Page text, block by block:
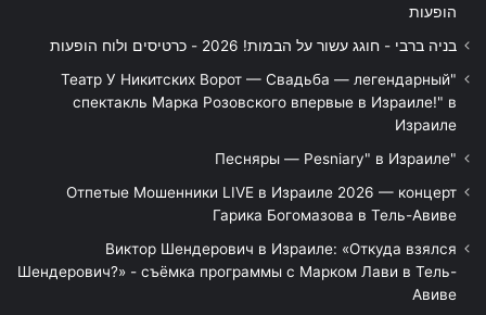
הופעות
בניה ברבי - חוגג עשור על הבמות! 2026 - כרטיסים ולוח הופעות
"Театр У Никитских Ворот — Свадьба — легендарный
спектакль Марка Розовского впервые в Израиле!" в
Израиле
"Песняры — Pesniary" в Израиле
Отпетые Мошенники LIVE в Израиле 2026 — концерт
Гарика Богомазова в Тель-Авиве
Виктор Шендерович в Израиле: «Откуда взялся
Шендерович?» - съёмка программы с Марком Лави в Тель-
Авиве